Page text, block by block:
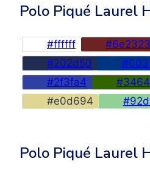
Polo Piqué Laurel
#ffffff #6e2323
#202d50
#2f3fa4
#e0d694
Polo Piqué Laurel